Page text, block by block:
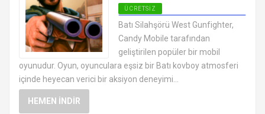
ÜCRETSIZ
EN İYI ANDROID APK OYUNLARI
ÜCRETSIZ
Batı Silahşörü West Gunfighter,
Candy Mobile tarafından
geliştirilen popüler bir mobil
oyunudur. Oyun, oyunculara eşsiz bir Batı kovboy atmosferi
içinde heyecan verici bir aksiyon deneyimi...
HEMEN İNDIR